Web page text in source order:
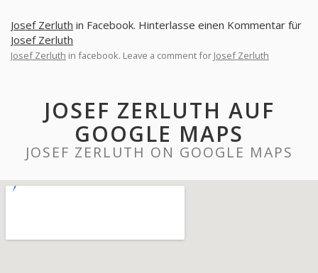
Josef Zerluth in Facebook. Hinterlasse einen Kommentar für
Josef Zerluth
Josef Zerluth in facebook. Leave a comment for Josef Zerluth
JOSEF ZERLUTH AUF
GOOGLE MAPS
JOSEF ZERLUTH ON GOOGLE MAPS